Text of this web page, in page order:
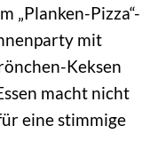
„Planken-Pizza“-
mit
Keksen
macht nicht
eine stimmige